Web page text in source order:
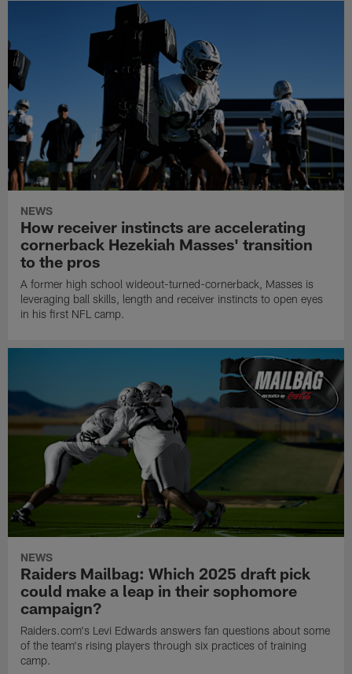
NEWS
How receiver instincts are accelerating
cornerback Hezekiah Masses' transition
to the pros
A former high school wideout-turned-cornerback, Masses is
leveraging ball skills, length and receiver instincts to open eyes
in his first NFL camp.
NEWS
Raiders Mailbag: Which 2025 draft pick
could make a leap in their sophomore
campaign?
Raiders.com's Levi Edwards answers fan questions about some
of the team's rising players through six practices of training
camp.